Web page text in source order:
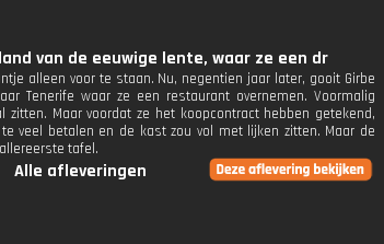
van de eeuwige lente, waar ze een dr
alleen voor te staan. Nu, negentien jaar later, gooit Girbe
Tenerife waar ze een restaurant overnemen. Voormalig
Maar voordat ze het koopcontract hebben getekend,
veel betalen en de kast zou vol met lijken zitten. Maar de
tafel.
Alle afleveringen